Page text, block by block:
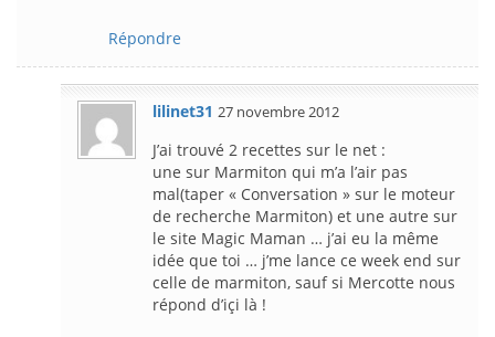
Répondre
lilinet31 27 novembre 2012
J’ai trouvé 2 recettes sur le net :
une sur Marmiton qui m’a l’air pas
mal(taper « Conversation » sur le moteur
de recherche Marmiton) et une autre sur
le site Magic Maman … j’ai eu la même
idée que toi … j’me lance ce week end sur
celle de marmiton, sauf si Mercotte nous
répond d’içi là !